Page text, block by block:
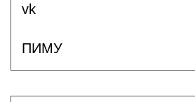
vk
ПИМУ